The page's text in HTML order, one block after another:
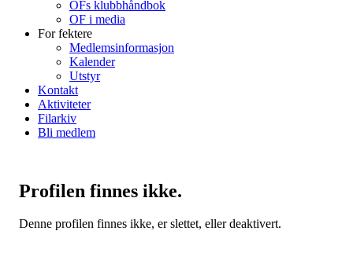
OFs klubbhåndbok
OF i media
For fektere
Medlemsinformasjon
Kalender
Utstyr
Kontakt
Aktiviteter
Filarkiv
Bli medlem
Profilen finnes ikke.
Denne profilen finnes ikke, er slettet, eller deaktivert.